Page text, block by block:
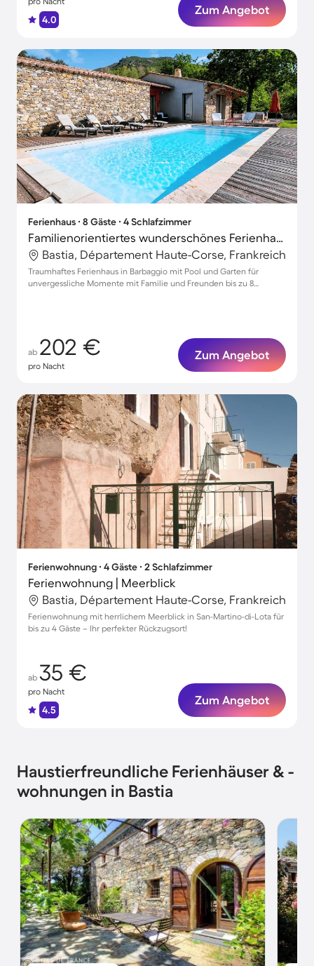
4.0
Zum Angebot
Ferienhaus ∙ 8 Gäste ∙ 4 Schlafzimmer
Familienorientiertes wunderschönes Ferienhaus mit Pool, Terrasse und Garten | Haustiere erlaubt
Bastia, Département Haute-Corse, Frankreich
Traumhaftes Ferienhaus in Barbaggio mit Pool und Garten für
unvergessliche Momente mit Familie und Freunden bis zu 8
ab 202 €
pro Nacht
Zum Angebot
Ferienwohnung ∙ 4 Gäste ∙ 2 Schlafzimmer
Ferienwohnung | Meerblick
Bastia, Département Haute-Corse, Frankreich
Ferienwohnung mit herrlichem Meerblick in San-Martino-di-Lota für
bis zu 4 Gäste – Ihr perfekter Rückzugsort!
ab 35 €
pro Nacht
4.5
Zum Angebot
Haustierfreundliche Ferienhäuser & -
wohnungen in Bastia